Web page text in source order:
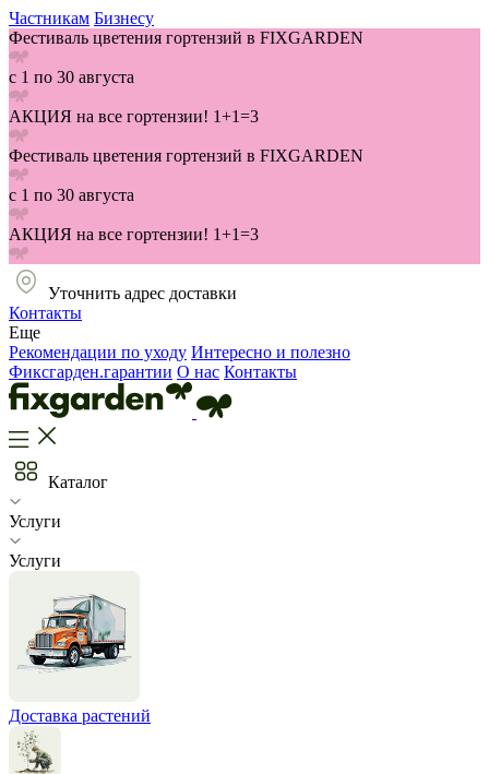
Частникам Бизнесу
Фестиваль цветения гортензий в FIXGARDEN
с 1 по 30 августа
АКЦИЯ на все гортензии! 1+1=3
Фестиваль цветения гортензий в FIXGARDEN
с 1 по 30 августа
АКЦИЯ на все гортензии! 1+1=3
Уточнить адрес доставки
Контакты
Еще
Рекомендации по уходу Интересно и полезно
Фиксгарден.гарантии О нас Контакты
Каталог
Услуги
Услуги
Доставка растений